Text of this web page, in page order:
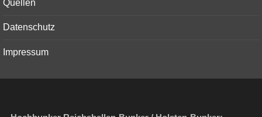
Quellen
Datenschutz
Impressum